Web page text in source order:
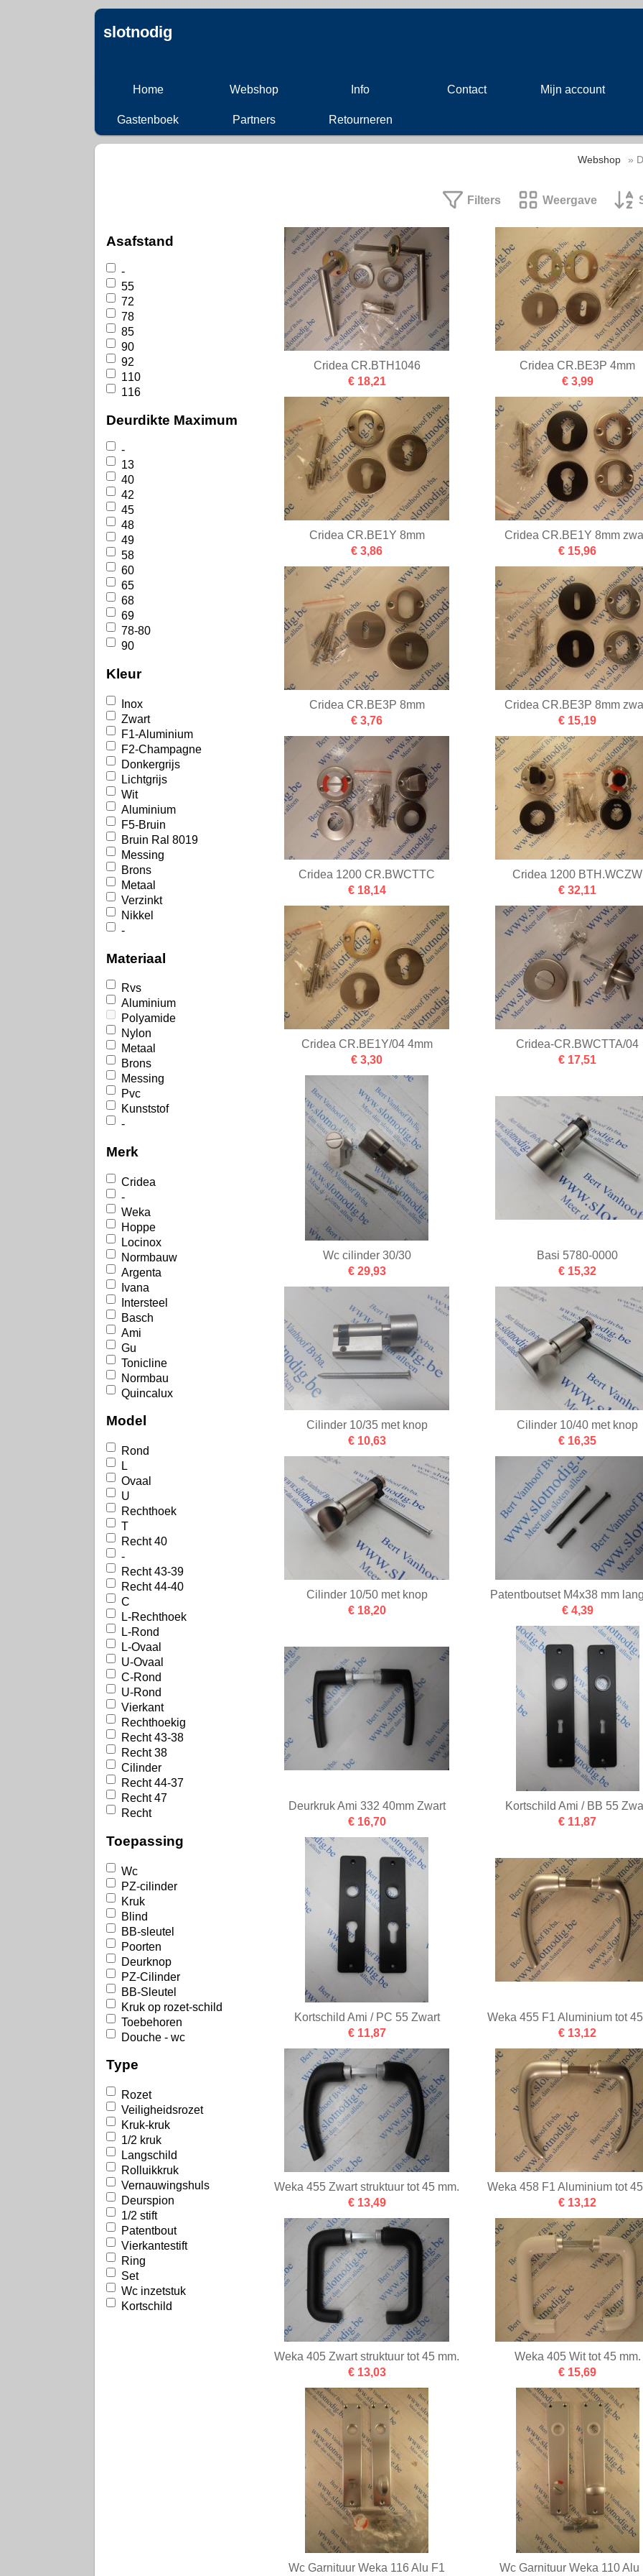
slotnodig
Home Webshop Info Contact Mijn account
Gastenboek Partners Retourneren
Webshop »
Filters Weergave
Asafstand
-
55
72
78
85
90
92
110
116
Deurdikte Maximum
-
13
40
42
45
48
49
58
60
65
68
69
78-80
90
Kleur
Inox
Zwart
F1-Aluminium
F2-Champagne
Donkergrijs
Lichtgrijs
Wit
Aluminium
F5-Bruin
Bruin Ral 8019
Messing
Brons
Metaal
Verzinkt
Nikkel
-
Materiaal
Rvs
Aluminium
Polyamide
Nylon
Metaal
Brons
Messing
Pvc
Kunststof
-
Merk
Cridea
-
Weka
Hoppe
Locinox
Normbauw
Argenta
Ivana
Intersteel
Basch
Ami
Gu
Tonicline
Normbau
Quincalux
Model
Rond
L
Ovaal
U
Rechthoek
T
Recht 40
-
Recht 43-39
Recht 44-40
C
L-Rechthoek
L-Rond
L-Ovaal
U-Ovaal
C-Rond
U-Rond
Vierkant
Rechthoekig
Recht 43-38
Recht 38
Cilinder
Recht 44-37
Recht 47
Recht
Toepassing
Wc
PZ-cilinder
Kruk
Blind
BB-sleutel
Poorten
Deurknop
PZ-Cilinder
BB-Sleutel
Kruk op rozet-schild
Toebehoren
Douche - wc
Type
Rozet
Veiligheidsrozet
Kruk-kruk
1/2 kruk
Langschild
Rolluikkruk
Vernauwingshuls
Deurspion
1/2 stift
Patentbout
Vierkantestift
Ring
Set
Wc inzetstuk
Kortschild
Cridea CR.BTH1046
€ 18,21
Cridea CR.BE3P 4mm
€ 3,99
Cridea CR.BE1Y 8mm
€ 3,86
Cridea CR.BE1Y 8mm
€ 15,96
Cridea CR.BE3P 8mm
€ 3,76
Cridea CR.BE3P 8mm
€ 15,19
Cridea 1200 CR.BWCTTC
€ 18,14
Cridea 1200 BTH.WCZW
€ 32,11
Cridea CR.BE1Y/04 4mm
€ 3,30
Cridea-CR.BWCTTA/04
€ 17,51
Wc cilinder 30/30
€ 29,93
Basi 5780-0000
€ 15,32
Cilinder 10/35 met knop
€ 10,63
Cilinder 10/40 met knop
€ 16,35
Cilinder 10/50 met knop
€ 18,20
Patentboutset M4x38 mm
€ 4,39
Deurkruk Ami 332 40mm Zwart
€ 16,70
Kortschild Ami / BB 55
€ 11,87
Kortschild Ami / PC 55 Zwart
€ 11,87
Weka 455 F1 Aluminium tot
€ 13,12
Weka 455 Zwart struktuur tot 45 mm.
€ 13,49
Weka 458 F1 Aluminium tot
€ 13,12
Weka 405 Zwart struktuur tot 45 mm.
€ 13,03
Weka 405 Wit tot 45 mm.
€ 15,69
Wc Garnituur Weka 116 Alu F1 Wc Garnituur Weka 110 Alu